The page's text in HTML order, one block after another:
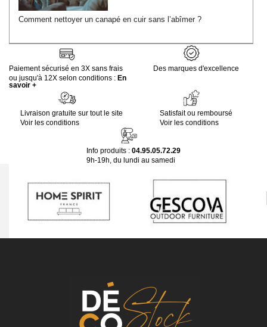
Comment nettoyer un canapé en cuir sans l’abîmer ?
Paiement sécurisé en 3X sans frais
ou jusqu'à 12X selon conditions : En
savoir +
Des marques d'excellence
Livraison gratuite sur tout le site
Voir les conditions
Satisfait ou remboursé
Voir les conditions
Info produits : 04.95.05.72.29
9h-19h, du lundi au samedi